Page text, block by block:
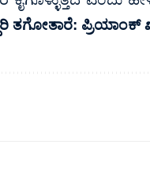
ತಗೋತಾರೆ: ಪ್ರಿಯಾಂಕ್‌